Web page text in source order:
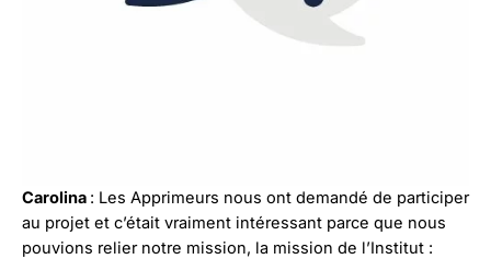
Carolina : Les Apprimeurs nous ont demandé de participer
au projet et c’était vraiment intéressant parce que nous
pouvions relier notre mission, la mission de l’Institut :